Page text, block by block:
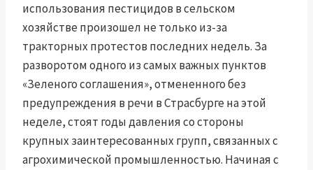
использования пестицидов в сельском
хозяйстве произошел не только из-за
тракторных протестов последних недель. За
разворотом одного из самых важных пунктов
«Зеленого соглашения», отмененного без
предупреждения в речи в Страсбурге на этой
неделе, стоят годы давления со стороны
крупных заинтересованных групп, связанных с
агрохимической промышленностью. Начиная с